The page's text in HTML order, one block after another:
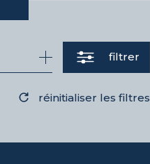
filtrer
réinitialiser les filtres